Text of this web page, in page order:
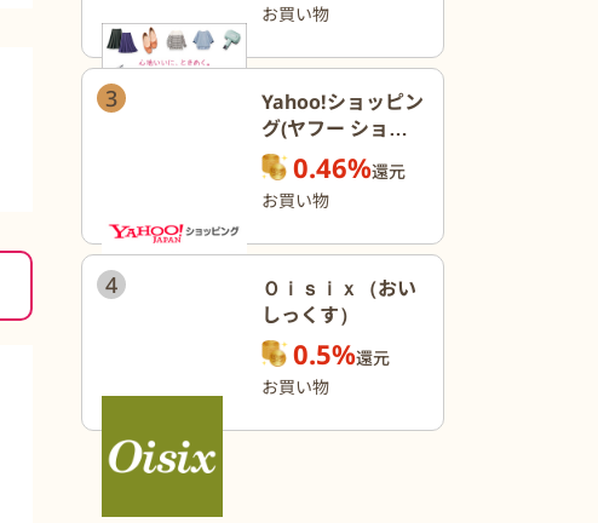
お買い物
3
Yahoo!ショッピン
グ(ヤフー ショッ
ピング)0.46%還元
お買い物
4
Ｏｉｓｉｘ（おい
しっくす）
0.5%還元
お買い物